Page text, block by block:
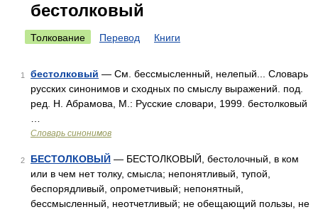
бестолковый
Толкование Перевод Книги
1 бестолковый — См. бессмысленный, нелепый... Словарь
русских синонимов и сходных по смыслу выражений. под.
ред. Н. Абрамова, М.: Русские словари, 1999. бестолковый
Словарь синонимов
2 БЕСТОЛКОВЫЙ — БЕСТОЛКОВЫЙ, бестолочный, в ком
или в чем нет толку, смысла; непонятливый, тупой,
беспорядливый, опрометчивый; непонятный,
бессмысленный, неотчетливый; не обещающий пользы, не